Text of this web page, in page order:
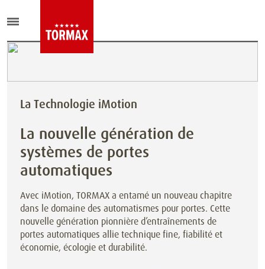
La Technologie iMotion
La nouvelle génération de
systèmes de portes
automatiques
Avec iMotion, TORMAX a entamé un nouveau chapitre
dans le domaine des automatismes pour portes. Cette
nouvelle génération pionnière d’entraînements de
portes automatiques allie technique fine, fiabilité et
économie, écologie et durabilité.